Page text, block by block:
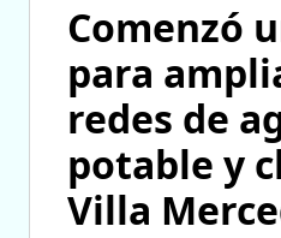
Comenzó
para
redes de
potable y
Villa